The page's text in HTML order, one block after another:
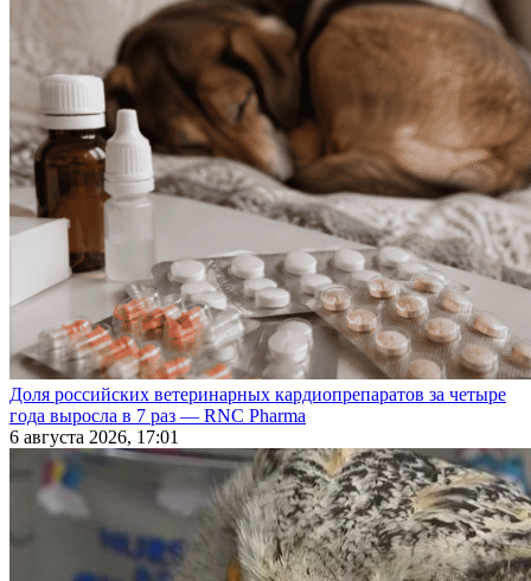
Доля российских ветеринарных кардиопрепаратов за четыре
года выросла в 7 раз — RNC Pharma
6 августа 2026, 17:01